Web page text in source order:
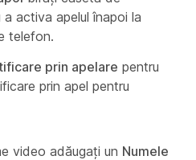
activa apelul înapoi la
telefon.
prin apelare pentru
prin apel pentru
video adăugați un Numele